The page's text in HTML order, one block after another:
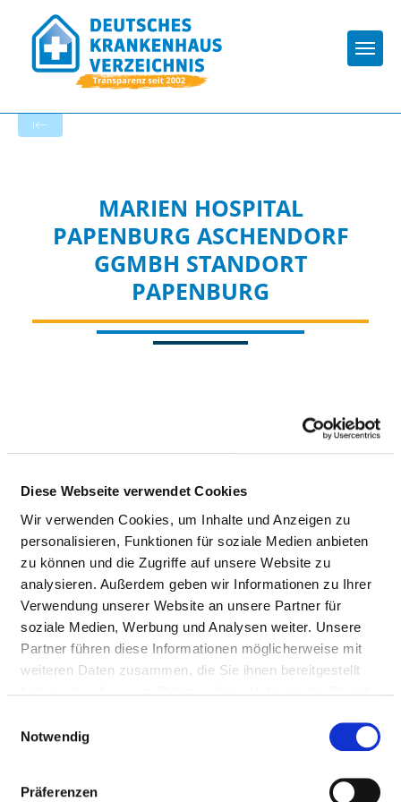
Diese Webseite verwendet Cookies
Wir verwenden Cookies, um Inhalte und Anzeigen zu
personalisieren, Funktionen für soziale Medien anbieten
zu können und die Zugriffe auf unsere Website zu
analysieren. Außerdem geben wir Informationen zu Ihrer
Verwendung unserer Website an unsere Partner für
soziale Medien, Werbung und Analysen weiter. Unsere
Partner führen diese Informationen möglicherweise mit
weiteren Daten zusammen, die Sie ihnen bereitgestellt
Notwendig
Präferenzen
MARIEN HOSPITAL
PAPENBURG ASCHENDORF
GGMBH STANDORT
PAPENBURG
Passend dazu:
Pflegepersonal
Therapeutisches Personal
ÄRZTE UND ÄRZTINNEN
Hier finden Sie Angaben zum medizinischen Personal
des gesamten Krankenhauses. Informationen zum
Personal der einzelnen Fachabteilungen finden Sie
auf den Fachabteilungsseiten.
ÄRZTE UND ÄRZTINNEN INSGESAMT (OHNE